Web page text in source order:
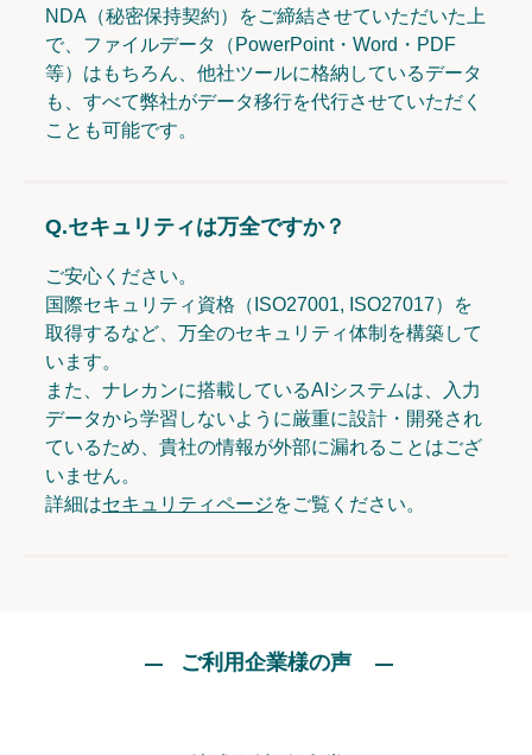
NDA（秘密保持契約）をご締結させていただいた上
で、ファイルデータ（PowerPoint・Word・PDF
等）はもちろん、他社ツールに格納しているデータ
も、すべて弊社がデータ移行を代行させていただく
ことも可能です。
Q.セキュリティは万全ですか？
ご安心ください。
国際セキュリティ資格（ISO27001, ISO27017）を
取得するなど、万全のセキュリティ体制を構築して
います。
また、ナレカンに搭載しているAIシステムは、入力
データから学習しないように厳重に設計・開発され
ているため、貴社の情報が外部に漏れることはござ
いません。
詳細はセキュリティページをご覧ください。
ご利用企業様の声